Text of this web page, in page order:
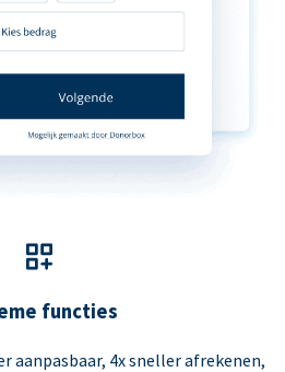
functies
aanpasbaar, 4x sneller afrekenen,